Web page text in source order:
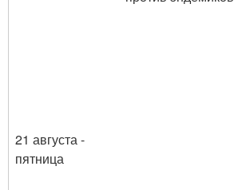
21 августа -
пятница